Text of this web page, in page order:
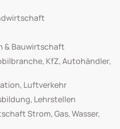
& Bauwirtschaft
KfZ, Autohändler,
Luftverkehr
Lehrstellen
Strom, Gas, Wasser,